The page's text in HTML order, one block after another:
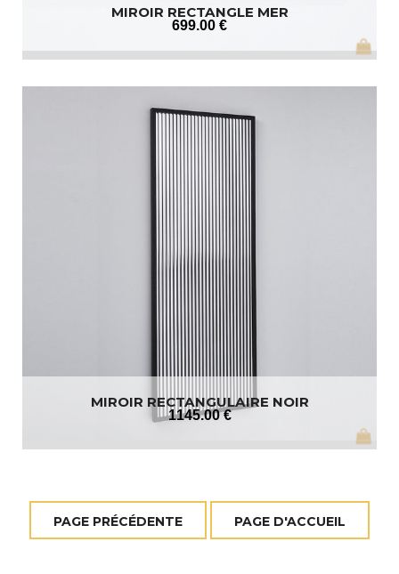
MIROIR RECTANGLE MER
699.00 €
MIROIR RECTANGULAIRE NOIR
1145.00 €